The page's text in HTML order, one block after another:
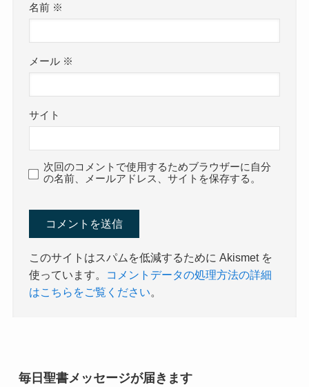
名前 ※
メール ※
サイト
次回のコメントで使用するためブラウザーに自分
の名前、メールアドレス、サイトを保存する。
このサイトはスパムを低減するために Akismet を
使っています。
コメントデータの処理方法の詳細
はこちらをご覧ください。
毎日聖書メッセージが届きます